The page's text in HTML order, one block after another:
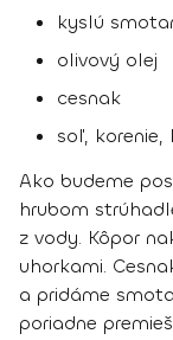
kyslú
olivový olej
cesnak
soľ, korenie,
Ako budeme
hrubom
z vody. Kôpor
uhorkami.
a pridáme
poriadne